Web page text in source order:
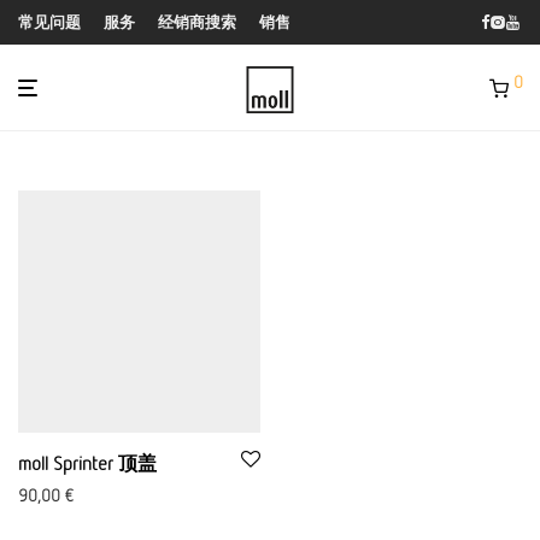
常见问题 服务 经销商搜索 销售
0
moll Sprinter 顶盖
90,00 €